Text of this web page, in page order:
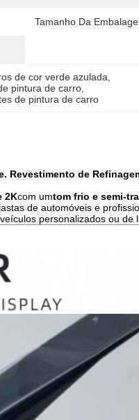
Tamanho Da
de cor verde azulada
pintura de carro
de pintura de carro
Revestimento de
2Kcom umtom frio e semi-
de automóveis e
personalizados ou de